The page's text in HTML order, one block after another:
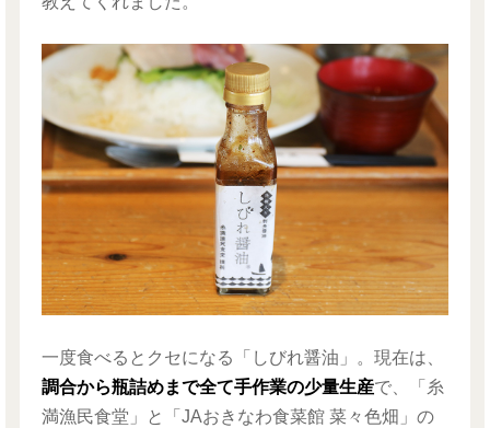
一度食べるとクセになる「しびれ醤油」。現在は、
調合から瓶詰めまで全て手作業の少量生産で、「糸
満漁民食堂」と「JAおきなわ食菜館 菜々色畑」の